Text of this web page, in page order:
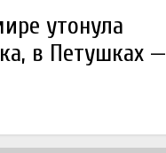
утонула
в Петушках —